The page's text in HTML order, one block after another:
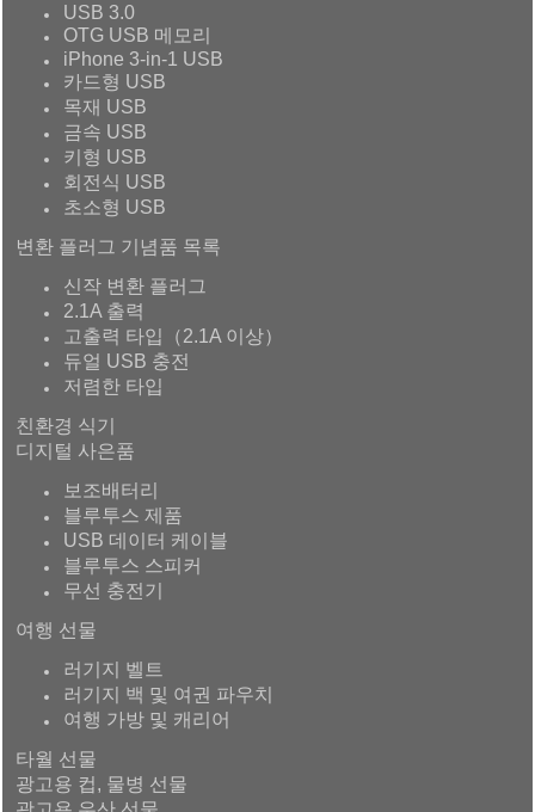
USB 3.0
OTG USB 메모리
iPhone 3-in-1 USB
카드형 USB
목재 USB
금속 USB
키형 USB
회전식 USB
초소형 USB
변환 플러그 기념품 목록
신작 변환 플러그
2.1A 출력
고출력 타입（2.1A 이상）
듀얼 USB 충전
저렴한 타입
친환경 식기
디지털 사은품
보조배터리
블루투스 제품
USB 데이터 케이블
블루투스 스피커
무선 충전기
여행 선물
러기지 벨트
러기지 백 및 여권 파우치
여행 가방 및 캐리어
타월 선물
광고용 컵, 물병 선물